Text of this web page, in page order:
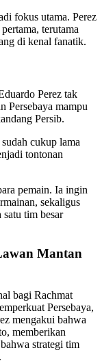
fokus utama. Perez
terutama
di kenal fanatik.
Perez tak
Persebaya mampu
Persib.
cukup lama
tontonan
pemain. Ia ingin
sekaligus
satu tim besar
Mantan
bagi Rachmat
Persebaya,
mengakui bahwa
memberikan
strategi tim